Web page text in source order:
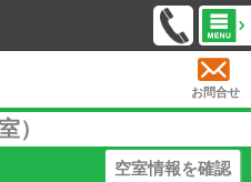
お問合せ
室）
空室情報を確認